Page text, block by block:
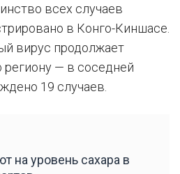
всех случаев
в Конго-Киншасе.
вирус продолжает
региону — в соседней
19 случаев.
на уровень сахара в